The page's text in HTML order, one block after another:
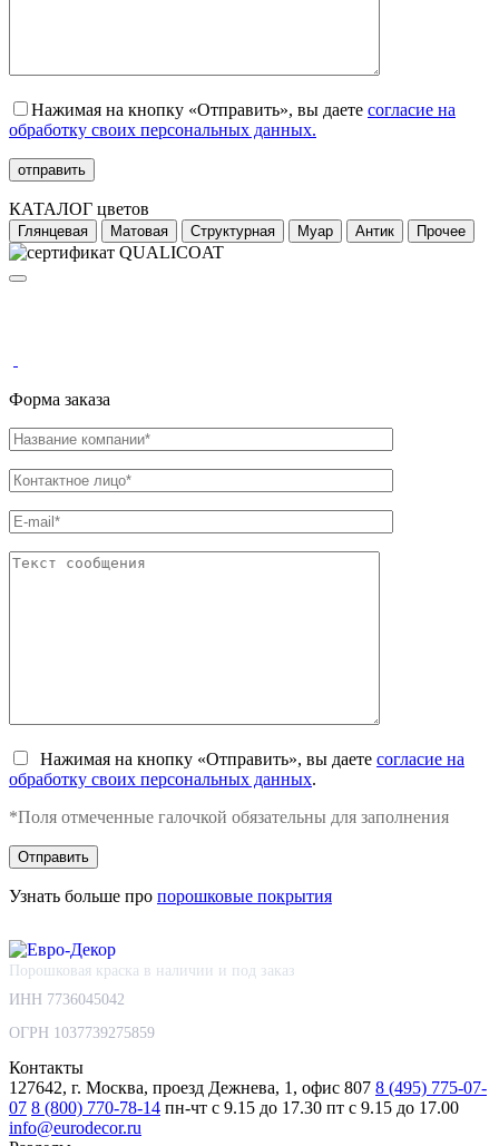
Нажимая на кнопку «Отправить», вы даете согласие на
обработку своих персональных данных.
КАТАЛОГ цветов
Глянцевая Матовая Структурная Муар Антик Прочее
Форма заказа
Нажимая на кнопку «Отправить», вы даете согласие на
обработку своих персональных данных.
*Поля отмеченные галочкой обязательны для заполнения
Узнать больше про порошковые покрытия
Порошковая краска в наличии и под заказ
ИНН 7736045042
ОГРН 1037739275859
Контакты
127642, г. Москва, проезд Дежнева, 1, офис 807 8 (495) 775-07-
07 8 (800) 770-78-14 пн-чт с 9.15 до 17.30 пт с 9.15 до 17.00
info@eurodecor.ru